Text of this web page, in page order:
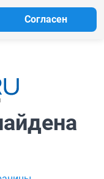
Согласен